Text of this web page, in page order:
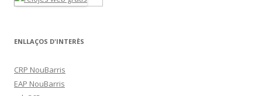
ENLLAÇOS D'INTERÈS
CRP NouBarris
EAP NouBarris